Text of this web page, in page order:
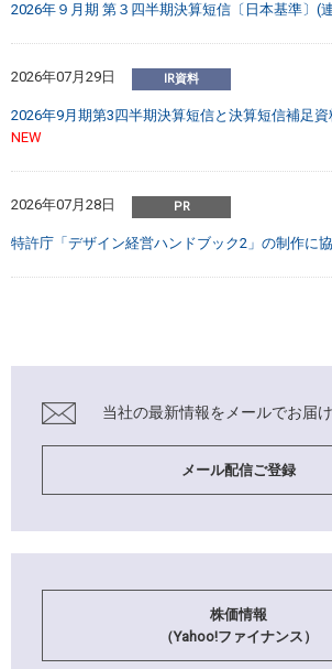
2026年９月期 第３四半期決算短信〔日本基準〕(
2026年07月29日
2026年9月期第3四半期決算短信と決算短信補足資
2026年07月28日
特許庁「デザイン経営ハンドブック2」の制作に
メール配信ご登録
当社の最新情報を メールでお届け
株価情報
（Yahoo!ファイナンス）